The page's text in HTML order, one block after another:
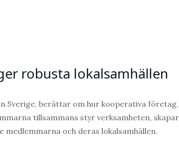
robusta lokalsamhällen
Sverige, berättar om hur kooperativa företag,
tillsammans styr verksamheten, skapar
och deras lokalsamhällen.